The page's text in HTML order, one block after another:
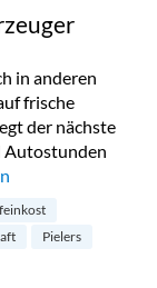
in anderen
frische
der nächste
Autostunden
direkt vom
feinkost
Pielers